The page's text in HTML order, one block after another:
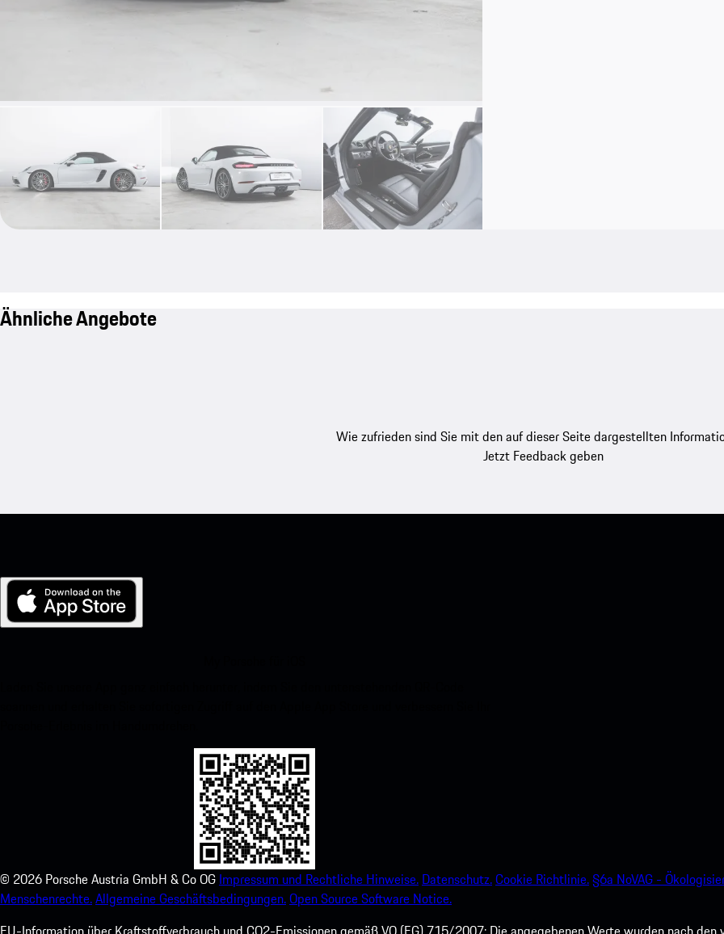
Ähnliche Angebote
Wie zufrieden sind Sie mit den auf dieser Seite dargestellten
Jetzt Feedback geben
© 2026 Porsche Austria GmbH & Co OG Impressum und Rechtliche Hinweise. Datenschutz.Cookie Richtlinie.§6a NoVAG -
Menschenrechte.Allgemeine Geschäftsbedingungen.Open Source Software Notice.